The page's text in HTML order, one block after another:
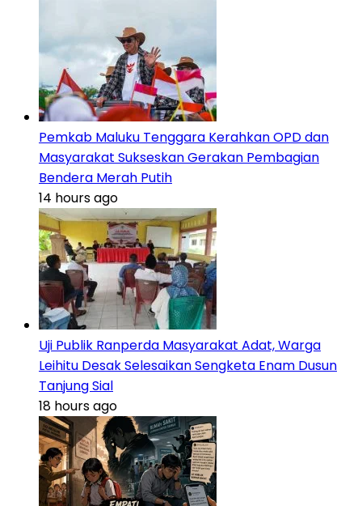
Pemkab Maluku Tenggara Kerahkan OPD dan
Masyarakat Sukseskan Gerakan Pembagian
Bendera Merah Putih
14 hours ago
Uji Publik Ranperda Masyarakat Adat, Warga
Leihitu Desak Selesaikan Sengketa Enam Dusun
Tanjung Sial
18 hours ago